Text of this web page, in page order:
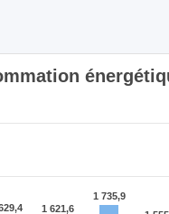
1 621,6
1 621,6
1 735,9
1 735,9